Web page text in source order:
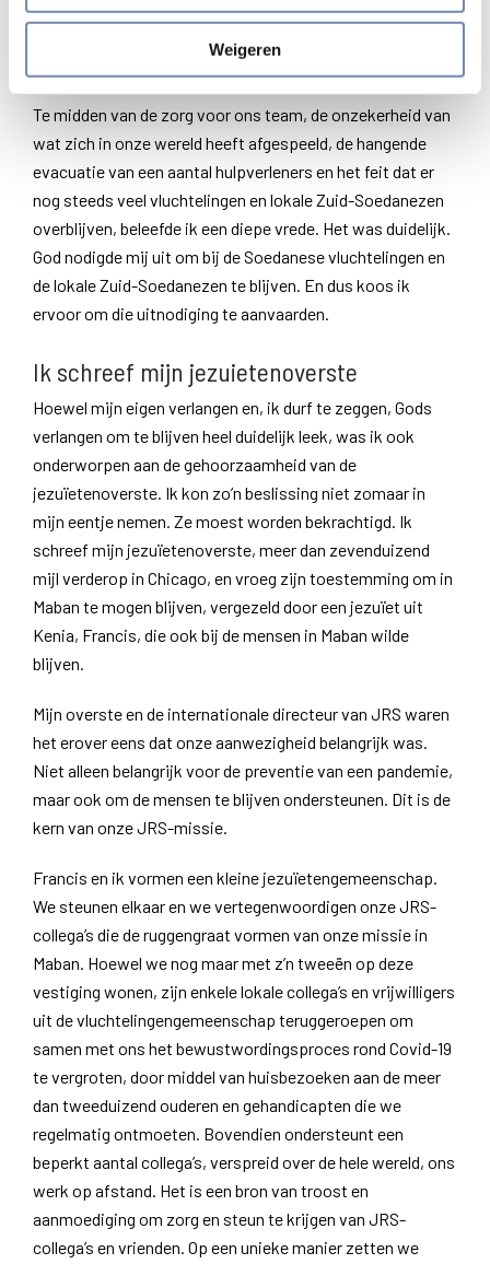
Weigeren
acogida y que ha acogido”. Dat wil zeggen: “Ik nodig je uit
verwelkomd en die jij hebt verwelkomd”.
Te midden van de zorg voor ons team, de onzekerheid van
wat zich in onze wereld heeft afgespeeld, de hangende
evacuatie van een aantal hulpverleners en het feit dat er
nog steeds veel vluchtelingen en lokale Zuid-Soedanezen
overblijven, beleefde ik een diepe vrede. Het was duidelijk.
God nodigde mij uit om bij de Soedanese vluchtelingen en
de lokale Zuid-Soedanezen te blijven. En dus koos ik
ervoor om die uitnodiging te aanvaarden.
Ik schreef mijn jezuietenoverste
Hoewel mijn eigen verlangen en, ik durf te zeggen, Gods
verlangen om te blijven heel duidelijk leek, was ik ook
onderworpen aan de gehoorzaamheid van de
jezuïetenoverste. Ik kon zo’n beslissing niet zomaar in
mijn eentje nemen. Ze moest worden bekrachtigd. Ik
schreef mijn jezuïetenoverste, meer dan zevenduizend
mijl verderop in Chicago, en vroeg zijn toestemming om in
Maban te mogen blijven, vergezeld door een jezuïet uit
Kenia, Francis, die ook bij de mensen in Maban wilde
blijven.
Mijn overste en de internationale directeur van JRS waren
het erover eens dat onze aanwezigheid belangrijk was.
Niet alleen belangrijk voor de preventie van een pandemie,
maar ook om de mensen te blijven ondersteunen. Dit is de
kern van onze JRS-missie.
Francis en ik vormen een kleine jezuïetengemeenschap.
We steunen elkaar en we vertegenwoordigen onze JRS-
collega’s die de ruggengraat vormen van onze missie in
Maban. Hoewel we nog maar met z’n tweeën op deze
vestiging wonen, zijn enkele lokale collega’s en vrijwilligers
uit de vluchtelingengemeenschap teruggeroepen om
samen met ons het bewustwordingsproces rond Covid-19
te vergroten, door middel van huisbezoeken aan de meer
dan tweeduizend ouderen en gehandicapten die we
regelmatig ontmoeten. Bovendien ondersteunt een
beperkt aantal collega’s, verspreid over de hele wereld, ons
werk op afstand. Het is een bron van troost en
aanmoediging om zorg en steun te krijgen van JRS-
collega’s en vrienden. Op een unieke manier zetten we